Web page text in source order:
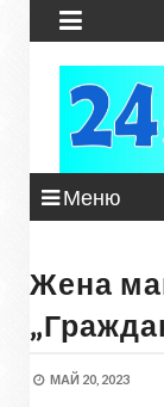

Меню
Жена
МАЙ 20, 2023